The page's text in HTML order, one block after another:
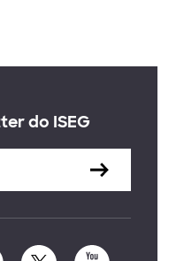
do ISEG